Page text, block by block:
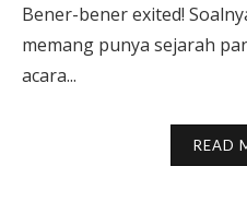
Bener-bener exited!
memang punya sejarah
acara...
READ